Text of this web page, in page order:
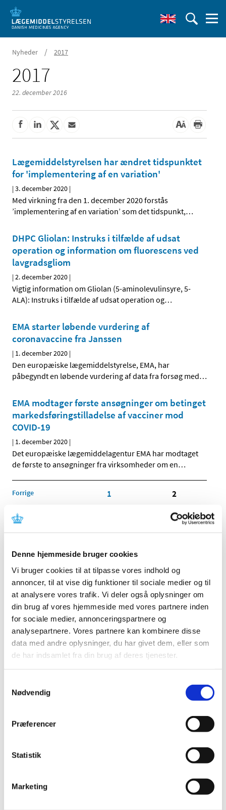
Denne hjemmeside bruger cookies
Vi bruger cookies til at tilpasse vores indhold og
annoncer, til at vise dig funktioner til sociale medier og til
at analysere vores trafik. Vi deler også oplysninger om
din brug af vores hjemmeside med vores partnere inden
for sociale medier, annonceringspartnere og
analysepartnere. Vores partnere kan kombinere disse
data med andre oplysninger, du har givet dem, eller som
de har indsamlet fra din brug af deres tjenester.
Nødvendig
Præferencer
Statistik
Marketing
Nyheder / 2017
2017
22. december 2016
Lægemiddelstyrelsen har ændret tidspunktet
for 'implementering af en variation'
|3. december 2020 |
Med virkning fra den 1. december 2020 forstås
’implementering af en variation’ som det tidspunkt,…
DHPC Gliolan: Instruks i tilfælde af udsat
operation og information om fluorescens ved
lavgradsgliom
|2. december 2020 |
Vigtig information om Gliolan (5-aminolevulinsyre, 5-
ALA): Instruks i tilfælde af udsat operation og…
EMA starter løbende vurdering af
coronavaccine fra Janssen
| 1. december 2020 |
Den europæiske lægemiddelstyrelse, EMA, har
påbegyndt en løbende vurdering af data fra forsøg med…
EMA modtager første ansøgninger om betinget
markedsføringstilladelse af vacciner mod
COVID-19
| 1. december 2020 |
Det europæiske lægemiddelagentur EMA har modtaget
de første to ansøgninger fra virksomheder om en…
Forrige 1 2
2026 (84)
2025 (158)
2024 (224)
2023 (195)
2022 (197)
2021 (516)
2020 (263)
december (24)
november (33)
september (20)
juli (11)
maj (21)
februar (12)